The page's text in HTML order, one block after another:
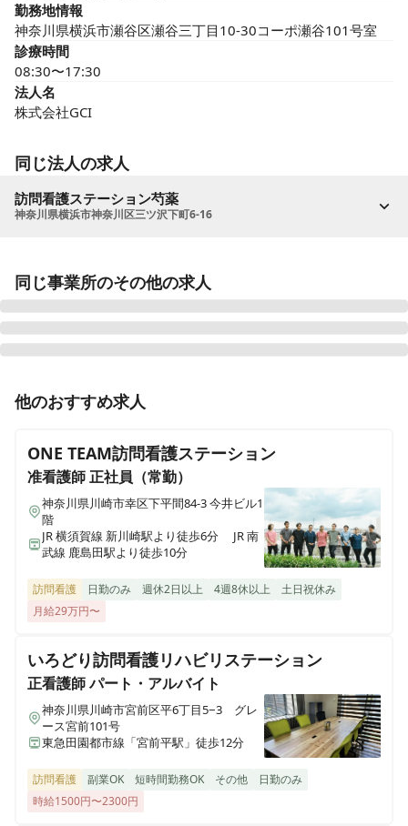
勤務地情報
神奈川県横浜市瀬谷区瀬谷三丁目10-30コーポ瀬谷101号室
診療時間
08:30〜17:30
法人名
株式会社GCI
同じ法人の求人
訪問看護ステーション芍薬
神奈川県横浜市神奈川区三ツ沢下町6-16
同じ事業所のその他の求人
正看護師 パート・アルバイト
【非常勤募集・横浜市瀬谷区】世界最高水準の在宅ホス
他のおすすめ求人
ONE TEAM訪問看護ステーション
准看護師正社員（常勤）
神奈川県川崎市幸区下平間84-3 今井ビル1
階
JR 横須賀線 新川崎駅より徒歩6分 JR 南
武線 鹿島田駅より徒歩10分
訪問看護 日勤のみ 週休2日以上 4週8休以上
土日祝休み
月給29万円〜
いろどり訪問看護リハビリステーション
正看護師パート・アルバイト
神奈川県川崎市宮前区平6丁目5−3 グレ
ース宮前101号
東急田園都市線「宮前平駅」徒歩12分
訪問看護 副業OK 短時間勤務OK その他
日勤のみ
時給1500円〜2300円